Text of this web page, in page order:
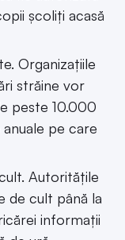
școliți acasă
Organizațiile
străine vor
peste 10.000
pe care
Autoritățile
de cult până la
informații